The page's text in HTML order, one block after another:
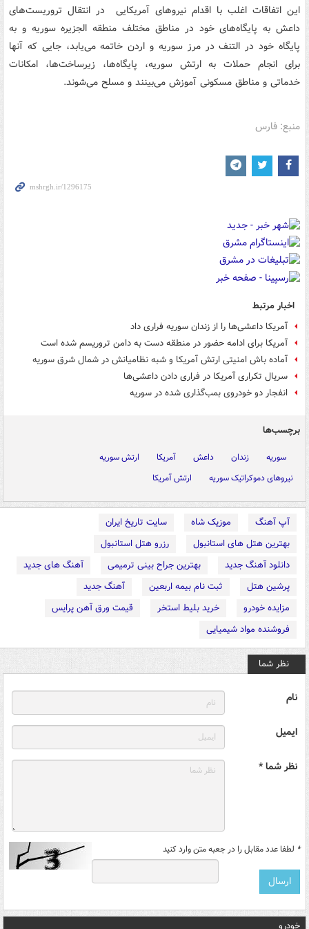
این اتفاقات اغلب با اقدام نیروهای آمریکایی در انتقال تروریست‌های
داعش به پایگاه‌های خود در مناطق مختلف منطقه الجزیره سوریه و به
پایگاه خود در التنف در مرز سوریه و اردن خاتمه می‌یابد، جایی که آنها
برای انجام حملات به ارتش سوریه، پایگاه‌ها، زیرساخت‌ها، امکانات
خدماتی و مناطق مسکونی آموزش می‌بینند و مسلح می‌شوند.
منبع: فارس
اخبار مرتبط
آمریکا داعشی‌ها را از زندان سوریه فراری داد
آمریکا برای ادامه حضور در منطقه دست به دامن تروریسم شده است
آماده باش امنیتی ارتش آمریکا و شبه نظامیانش در شمال شرق سوریه
سریال تکراری آمریکا در فراری دادن داعشی‌ها
انفجار دو خودروی بمب‌گذاری شده در سوریه
برچسب‌ها
سوریه زندان داعش آمریکا
ارتش سوریه
نیروهای دموکراتیک سوریه
ارتش آمریکا
آپ آهنگ موزیک شاه
سایت تاریخ ایران
بهترین هتل های استانبول
رزرو هتل استانبول
دانلود آهنگ جدید
بهترین جراح بینی ترمیمی
آهنگ های جدید
پرشین هتل
ثبت نام بیمه اربعین
آهنگ جدید
مزایده خودرو
خرید بلیط استخر
قیمت ورق آهن پرایس
فروشنده مواد شیمیایی
نظر شما
نام
ایمیل
نظر شما *
* لطفا عدد مقابل را در جعبه متن وارد کنید
خودرو